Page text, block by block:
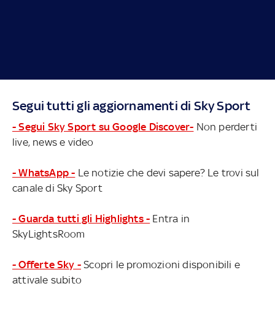
Segui tutti gli aggiornamenti di Sky Sport
- Segui Sky Sport su Google Discover- Non perderti
live, news e video
- WhatsApp - Le notizie che devi sapere? Le trovi sul
canale di Sky Sport
- Guarda tutti gli Highlights - Entra in
SkyLightsRoom
- Offerte Sky - Scopri le promozioni disponibili e
attivale subito